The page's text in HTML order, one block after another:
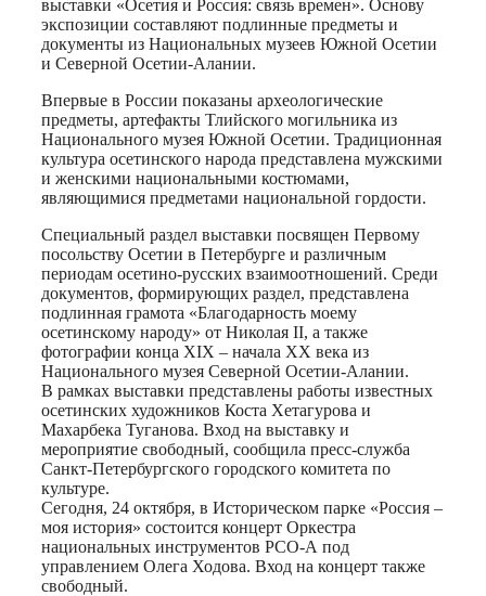
выставки «Осетия и Россия: связь времен». Основу
экспозиции составляют подлинные предметы и
документы из Национальных музеев Южной Осетии
и Северной Осетии-Алании.
Впервые в России показаны археологические
предметы, артефакты Тлийского могильника из
Национального музея Южной Осетии. Традиционная
культура осетинского народа представлена мужскими
и женскими национальными костюмами,
являющимися предметами национальной гордости.
Специальный раздел выставки посвящен Первому
посольству Осетии в Петербурге и различным
периодам осетино-русских взаимоотношений. Среди
документов, формирующих раздел, представлена
подлинная грамота «Благодарность моему
осетинскому народу» от Николая II, а также
фотографии конца XIX – начала XX века из
Национального музея Северной Осетии-Алании.
В рамках выставки представлены работы известных
осетинских художников Коста Хетагурова и
Махарбека Туганова. Вход на выставку и
мероприятие свободный, сообщила пресс-служба
Санкт-Петербургского городского комитета по
культуре.
Сегодня, 24 октября, в Историческом парке «Россия –
моя история» состоится концерт Оркестра
национальных инструментов РСО-А под
управлением Олега Ходова. Вход на концерт также
свободный.